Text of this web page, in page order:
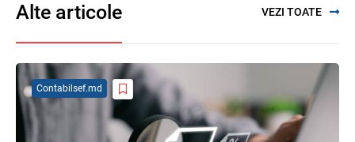
Sa definitivat proiectul de reformare
cu legislația UE
Facilități fiscale pentru Proiectul
„Învățământul superior" — se elaborează
regulamentul de aplicare
Alte articole VEZI TOATE
Contabilsef.md